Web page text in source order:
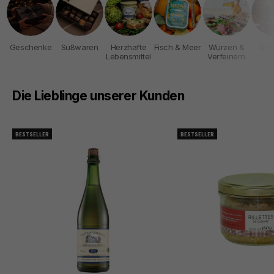
Geschenke Süßwaren
Herzhafte
Lebensmittel
Fisch & Meer
Würzen &
Verfeinern
Die Lieblinge unserer Kunden
BESTSELLER BESTSELLER